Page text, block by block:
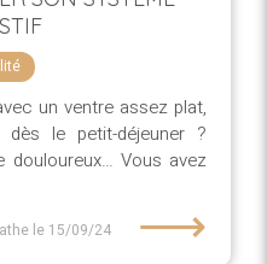
un ventre assez plat,
le petit-déjeuner ?
douloureux… Vous avez
le 15/09/24 ⟶